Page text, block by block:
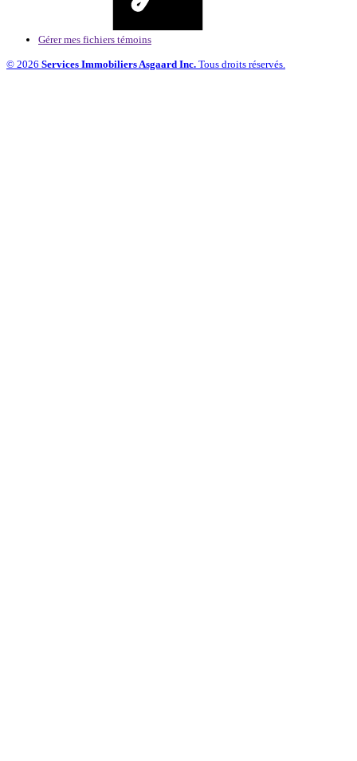
Gérer mes fichiers témoins
© 2026 Services Immobiliers Asgaard Inc. Tous droits réservés.